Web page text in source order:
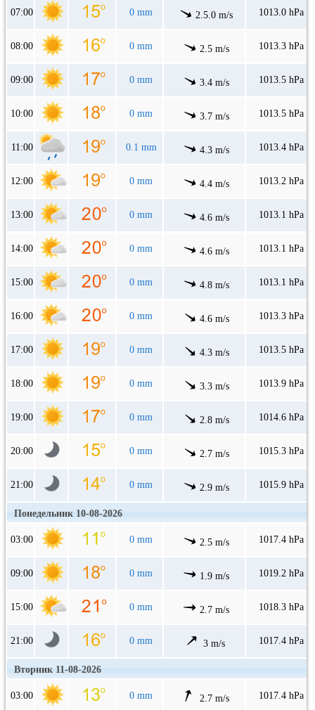
07:00 0 mm 2.5.0 m/s 1013.0 hPa
08:00 0 mm 2.5 m/s 1013.3 hPa
09:00 0 mm 3.4 m/s 1013.5 hPa
10:00 0 mm 3.7 m/s 1013.5 hPa
11:00 0.1 mm 4.3 m/s 1013.4 hPa
12:00 0 mm 4.4 m/s 1013.2 hPa
13:00 0 mm 4.6 m/s 1013.1 hPa
14:00 0 mm 4.6 m/s 1013.1 hPa
15:00 0 mm 4.8 m/s 1013.1 hPa
16:00 0 mm 4.6 m/s 1013.3 hPa
17:00 0 mm 4.3 m/s 1013.5 hPa
18:00 0 mm 3.3 m/s 1013.9 hPa
19:00 0 mm 2.8 m/s 1014.6 hPa
20:00 0 mm 2.7 m/s 1015.3 hPa
21:00 0 mm 2.9 m/s 1015.9 hPa
Понедельник 10-08-2026
03:00 0 mm 2.5 m/s 1017.4 hPa
09:00 0 mm 1.9 m/s 1019.2 hPa
15:00 0 mm 2.7 m/s 1018.3 hPa
21:00 0 mm 3 m/s 1017.4 hPa
Вторник 11-08-2026
03:00 0 mm 2.7 m/s 1017.4 hPa